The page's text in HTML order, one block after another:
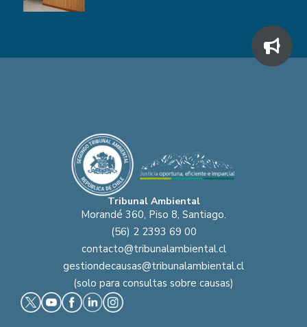
Tribunal Ambiental
Morandé 360, Piso 8, Santiago.
(56) 2 2393 69 00
contacto@tribunalambiental.cl
gestiondecausas@tribunalambiental.cl
(solo para consultas sobre causas)